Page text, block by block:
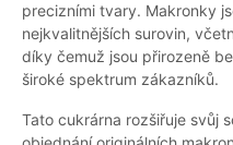
precizními tvary. Makronky
nejkvalitnějších surovin,
díky čemuž jsou přirozeně
široké spektrum zákazníků.
Tato cukrárna rozšiřuje svůj